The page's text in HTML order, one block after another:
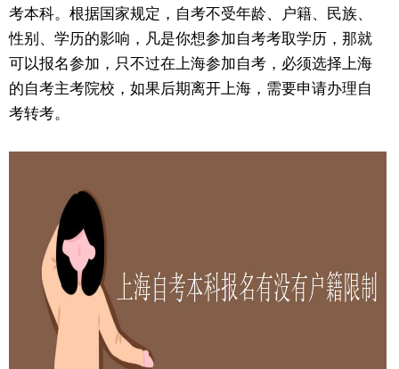
考本科。根据国家规定，自考不受年龄、户籍、民族、
性别、学历的影响，凡是你想参加自考考取学历，那就
可以报名参加，只不过在上海参加自考，必须选择上海
的自考主考院校，如果后期离开上海，需要申请办理自
考转考。